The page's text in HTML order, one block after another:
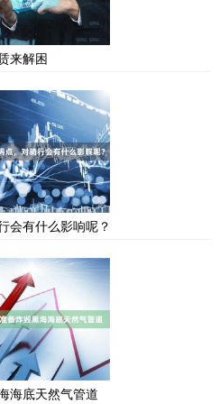
来解困
会有什么影响呢？
海底天然气管道